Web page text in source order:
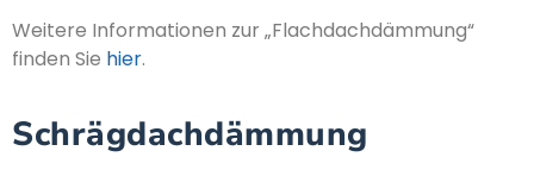
Weitere Informationen zur „Flachdachdämmung“
finden Sie hier.
Schrägdachdämmung